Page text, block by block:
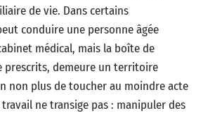
de vie. Dans certains
conduire une personne âgée
médical, mais la boîte de
prescrits, demeure un territoire
non plus de toucher au moindre acte
ne transige pas : manipuler des